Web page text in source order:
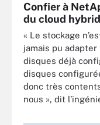
Confier à
du cloud
« Le stockage
jamais pu
disques déjà
disques
donc très
nous », dit